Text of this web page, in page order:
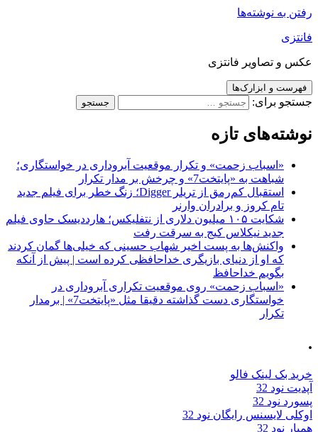
رفتن به نوشته‌ها
فانتزی
عکس و تصاویر فانتزی
فهرست و ابزارک‌ها
جستجو برای:
نوشته‌های تازه
«اسباب زحمت» و تکرار موقعیت آبروداری در خواستگاری؛
شباهت به «پایتخت7» و چرخش بر مدار تکرار
استقبال کم‌رمق از تریلر Digger؛ زنگ خطر برای فیلم جدید
تام کروز و برادران وارنر
شکایت ۱۰۵ میلیون دلاری از نتفلیکس؛ هارددیسک حاوی فیلم
جدید نیکلاس کیج به سرقت رفت
واکنش‌ها به پست اخیر شهاب حسینی که خیلی‌ها گمان کردند
که او از دنیای بازیگری خداحافظی کرده است | پیش از آنکه
بگویم خداحافظ
«اسباب زحمت» روی موقعیت تکراری آبروداری در
خواستگاری دست گذاشته دقیقا مثل «پایتخت7» | برمدار
تکرار
.
خرید بک لینک فالو
آپدیت نود 32
پسورد نود 32
اوکلی لایسنس رایگان نود 32
همیار نود 32